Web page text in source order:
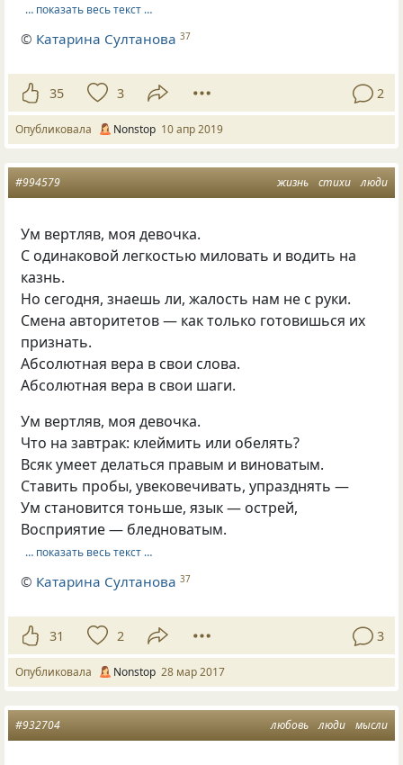
… показать весь текст …
© Катарина Султанова 37
35 3 2
Опубликовала Nonstop 10 апр 2019
жизнь стихи люди
#994579
Ум вертляв, моя девочка.
С одинаковой легкостью миловать и водить на
казнь.
Но сегодня, знаешь ли, жалость нам не с руки.
Смена авторитетов — как только готовишься их
признать.
Абсолютная вера в свои слова.
Абсолютная вера в свои шаги.
Ум вертляв, моя девочка.
Что на завтрак: клеймить или обелять?
Всяк умеет делаться правым и виноватым.
Ставить пробы, увековечивать, упразднять —
Ум становится тоньше, язык — острей,
Восприятие — бледноватым.
… показать весь текст …
© Катарина Султанова 37
31 2 3
Опубликовала Nonstop 28 мар 2017
любовь люди мысли
#932704